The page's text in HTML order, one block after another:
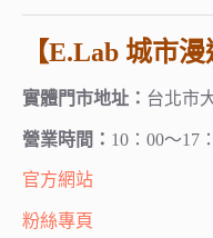
【E.Lab 城市漫
實體門市地址： 台北市
營業時間： 10：00～17
官方網站
粉絲專頁